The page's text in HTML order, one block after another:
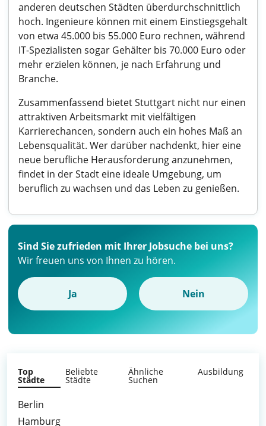
anderen deutschen Städten überdurchschnittlich
hoch. Ingenieure können mit einem Einstiegsgehalt
von etwa 45.000 bis 55.000 Euro rechnen, während
IT-Spezialisten sogar Gehälter bis 70.000 Euro oder
mehr erzielen können, je nach Erfahrung und
Branche.
Zusammenfassend bietet Stuttgart nicht nur einen
attraktiven Arbeitsmarkt mit vielfältigen
Karrierechancen, sondern auch ein hohes Maß an
Lebensqualität. Wer darüber nachdenkt, hier eine
neue berufliche Herausforderung anzunehmen,
findet in der Stadt eine ideale Umgebung, um
beruflich zu wachsen und das Leben zu genießen.
Sind Sie zufrieden mit Ihrer Jobsuche bei uns?
Wir freuen uns von Ihnen zu hören.
Ja Nein
Top
Städte
Beliebte
Städte
Ähnliche
Suchen
Ausbildung
Berlin
Hamburg